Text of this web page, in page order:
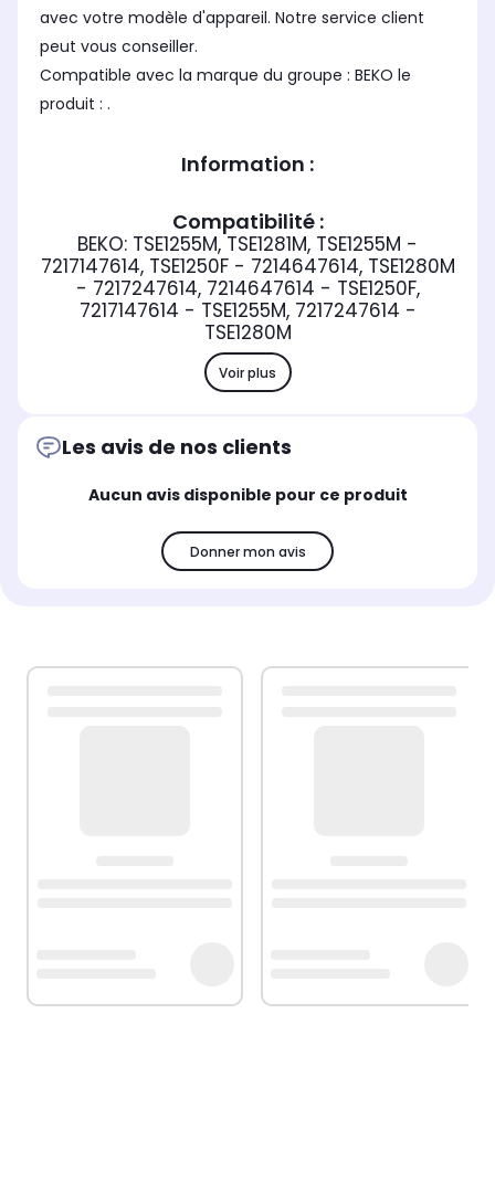
avec votre modèle d'appareil. Notre service client
peut vous conseiller.
Compatible avec la marque du groupe : BEKO le
produit : .
Information :
Compatibilité :
BEKO: TSE1255M, TSE1281M, TSE1255M -
7217147614, TSE1250F - 7214647614, TSE1280M
- 7217247614, 7214647614 - TSE1250F,
7217147614 - TSE1255M, 7217247614 -
TSE1280M
Voir plus
Les avis de nos clients
Aucun avis disponible pour ce produit
Donner mon avis